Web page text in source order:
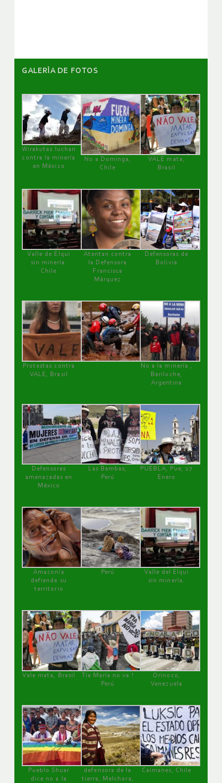
GALERÌA DE FOTOS
Wirakutas luchan
contra la minería
en México
No a Dominga,
Chile
VALE mata,
Brasil
Valle de Elqui
sin minería.
Chile
Atentan contra
la Defensora
Francisca
Márquez
Defensoras de
Bolivia
Protestas contra
VALE, Brasil
No a la minería ,
Bariloche,
Argentina
Defensoras
amenazadas en
México
Las Bambas,
Perú
PUEBLA, Pue, 27
Enero
Amazonía
defiende su
territorio
Perú
Valle del Elqui
sin minería.
Vale mata, Brasil
Tía María no va !
Perú
Orinoco,
Venezuela
Pueblo Shuar
dice no a la
defensora de la
tierra, Melchora,
Caimanes, Chile